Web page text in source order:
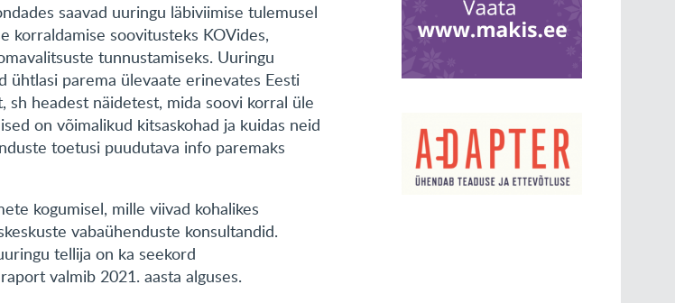
saavad uuringu läbiviimise tulemusel
korraldamise soovitusteks KOVides,
tunnustamiseks. Uuringu
ühtlasi parema ülevaate erinevates Eesti
headest näidetest, mida soovi korral üle
on võimalikud kitsaskohad ja kuidas neid
toetusi puudutava info paremaks
kogumisel, mille viivad kohalikes
vabaühenduste konsultandid.
tellija on ka seekord
valmib 2021. aasta alguses.